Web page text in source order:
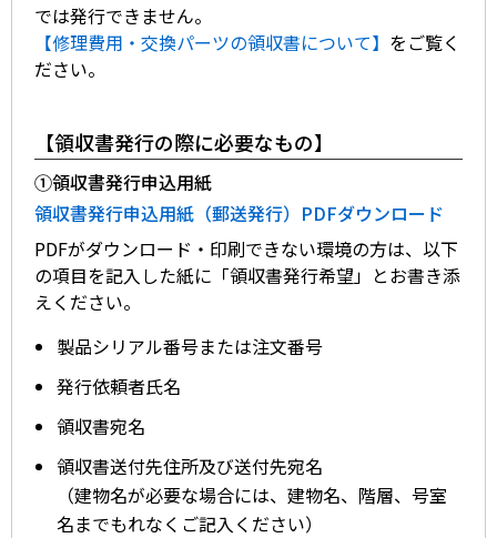
ウェブサイトからの通知について
よくあるご質問
では発行できません。
【修理費用・交換パーツの領収書について】 をご覧く
ださい。
【領収書発行の際に必要なもの】
①領収書発行申込用紙
領収書発行申込用紙（郵送発行）PDFダウンロード
PDFがダウンロード・印刷できない環境の方は、以下
の項目を記入した紙に「領収書発行希望」とお書き添
えください。
製品シリアル番号または注文番号
発行依頼者氏名
領収書宛名
領収書送付先住所及び送付先宛名
（建物名が必要な場合には、建物名、階層、号室
名までもれなくご記入ください）